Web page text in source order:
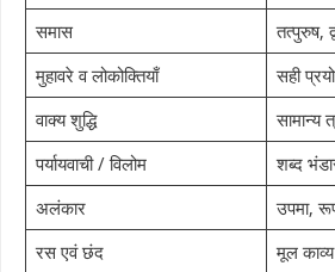
समास
तत्पुरुष,
मुहावरे व लोकोक्तियाँ
सही
वाक्य शुद्धि
सामान्य
पर्यायवाची / विलोम
शब्द
अलंकार
उपमा,
रस एवं छंद
मूल काव्य